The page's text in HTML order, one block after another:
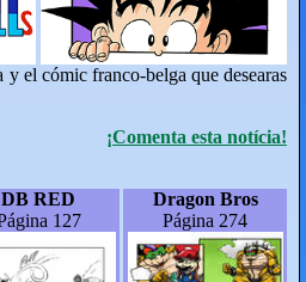
y el cómic franco-belga que desearas
¡Comenta esta notícia!
DB RED
127
Dragon Bros
Página 274